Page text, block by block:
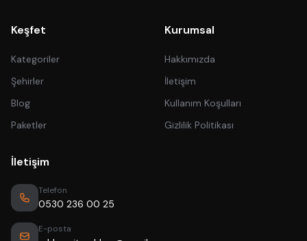
Keşfet
Kategoriler
Şehirler
Blog
Paketler
Kurumsal
Hakkımızda
İletişim
Kullanım Koşulları
Gizlilik Politikası
İletişim
Telefon
0530 236 00 25
E-posta